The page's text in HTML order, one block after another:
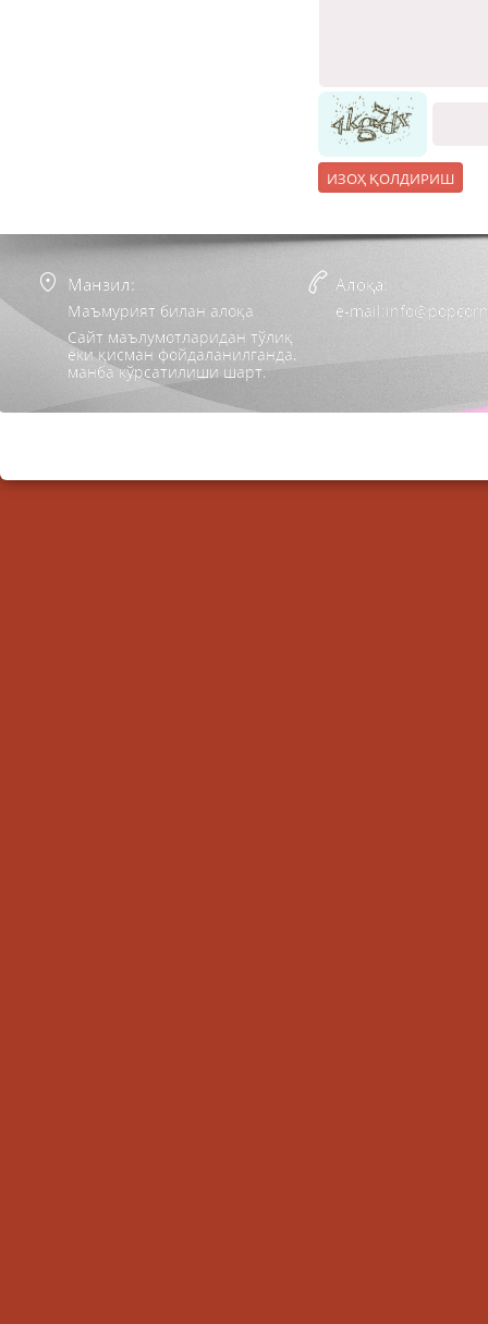
Манзил:
Маъмурият билан алоқа
Сайт маълумотларидан тўлиқ
ёки қисман фойдаланилганда,
манба кўрсатилиши шарт.
Алоқа:
e-